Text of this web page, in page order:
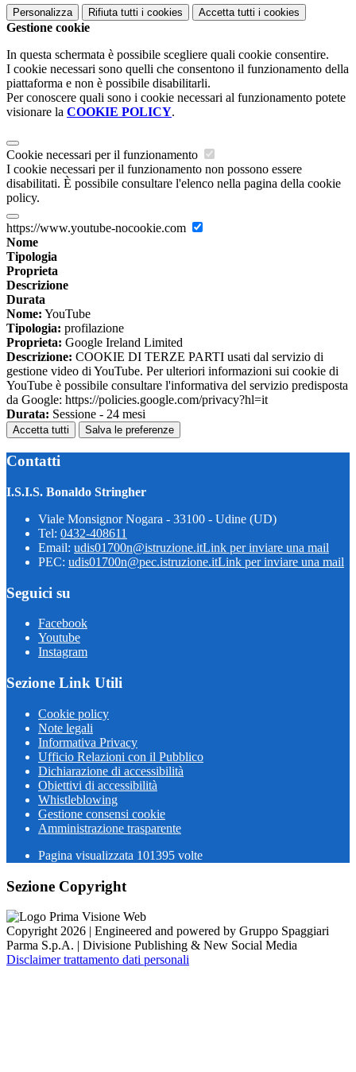
Personalizza Rifiuta tutti i cookies Accetta tutti i cookies
Gestione cookie
In questa schermata è possibile scegliere quali cookie consentire.
I cookie necessari sono quelli che consentono il funzionamento della
piattaforma e non è possibile disabilitarli.
Per conoscere quali sono i cookie necessari al funzionamento potete
visionare la COOKIE POLICY.
Cookie necessari per il funzionamento
I cookie necessari per il funzionamento non possono essere
disabilitati. È possibile consultare l'elenco nella pagina della cookie
policy.
https://www.youtube-nocookie.com
Nome
Tipologia
Proprieta
Descrizione
Durata
Nome: YouTube
Tipologia: profilazione
Proprieta: Google Ireland Limited
Descrizione: COOKIE DI TERZE PARTI usati dal servizio di
gestione video di YouTube. Per ulteriori informazioni sui cookie di
YouTube è possibile consultare l'informativa del servizio predisposta
da Google: https://policies.google.com/privacy?hl=it
Durata: Sessione - 24 mesi
Accetta tutti Salva le preferenze
Contatti
I.S.I.S. Bonaldo Stringher
Viale Monsignor Nogara - 33100 - Udine (UD)
Tel: 0432-408611
Email: udis01700n@istruzione.itLink per inviare una mail
PEC: udis01700n@pec.istruzione.itLink per inviare una mail
Seguici su
Facebook
Youtube
Instagram
Sezione Link Utili
Cookie policy
Note legali
Informativa Privacy
Ufficio Relazioni con il Pubblico
Dichiarazione di accessibilità
Obiettivi di accessibilità
Whistleblowing
Gestione consensi cookie
Amministrazione trasparente
Pagina visualizzata 101395 volte
Sezione Copyright
Copyright 2026 | Engineered and powered by Gruppo Spaggiari
Parma S.p.A. | Divisione Publishing & New Social Media
Disclaimer trattamento dati personali